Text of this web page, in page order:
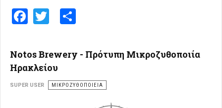
Facebook
Twitter
Notos Brewery - Πρότυπη Μικροζυθοποιία
Ηρακλείου
SUPER USER ΜΙΚΡΟΖΥΘΟΠΟΙΕΊΑ